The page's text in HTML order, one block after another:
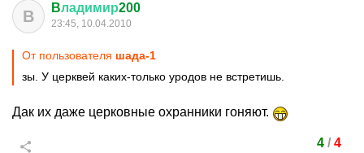
B Bладимир200
23:45, 10.04.2010
От пользователя шадa-1
зы. У церквей каких-только уродов не встретишь.
Дак их даже церковные охранники гоняют.
4/ 4